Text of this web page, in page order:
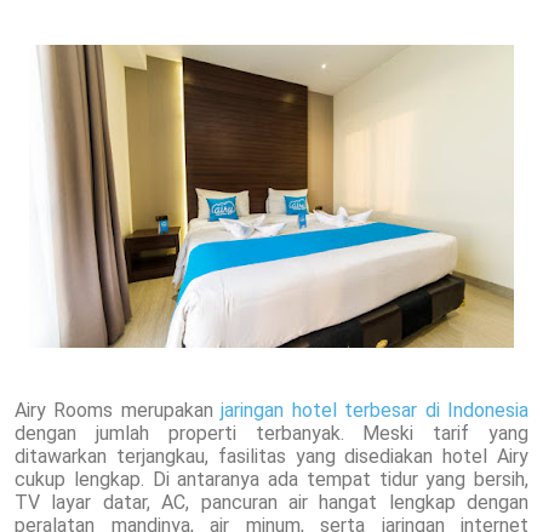
Airy Rooms merupakanjaringan hotel terbesar di Indonesia
dengan jumlah properti terbanyak. Meski tarif yang
ditawarkan terjangkau, fasilitas yang disediakan hotel Airy
cukup lengkap. Di antaranya ada tempat tidur yang bersih,
TV layar datar, AC, pancuran air hangat lengkap dengan
peralatan mandinya, air minum, serta jaringan internet